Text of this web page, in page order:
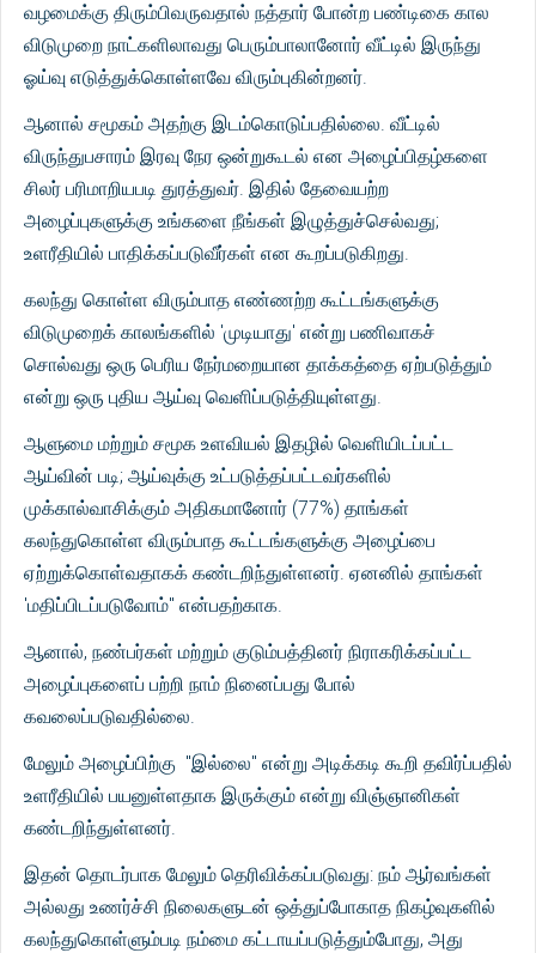
வழமைக்கு திரும்பிவருவதால் நத்தார் போன்ற பண்டிகை கால
விடுமுறை நாட்களிலாவது பெரும்பாலானோர் வீட்டில் இருந்து
ஓய்வு எடுத்துக்கொள்ளவே விரும்புகின்றனர்.
ஆனால் சமூகம் அதற்கு இடம்கொடுப்பதில்லை. வீட்டில்
விருந்துபசாரம் இரவு நேர ஒன்றுகூடல் என அழைப்பிதழ்களை
சிலர் பரிமாறியபடி துரத்துவர். இதில் தேவையற்ற
அழைப்புகளுக்கு உங்களை நீங்கள் இழுத்துச்செல்வது;
உளரீதியில் பாதிக்கப்படுவீர்கள் என கூறப்படுகிறது.
கலந்து கொள்ள விரும்பாத எண்ணற்ற கூட்டங்களுக்கு
விடுமுறைக் காலங்களில் 'முடியாது' என்று பணிவாகச்
சொல்வது ஒரு பெரிய நேர்மறையான தாக்கத்தை ஏற்படுத்தும்
என்று ஒரு புதிய ஆய்வு வெளிப்படுத்தியுள்ளது.
ஆளுமை மற்றும் சமூக உளவியல் இதழில் வெளியிடப்பட்ட
ஆய்வின் படி; ஆய்வுக்கு உட்படுத்தப்பட்டவர்களில்
முக்கால்வாசிக்கும் அதிகமானோர் (77%) தாங்கள்
கலந்துகொள்ள விரும்பாத கூட்டங்களுக்கு அழைப்பை
ஏற்றுக்கொள்வதாகக் கண்டறிந்துள்ளனர். ஏனனில் தாங்கள்
'மதிப்பிடப்படுவோம்" என்பதற்காக.
ஆனால், நண்பர்கள் மற்றும் குடும்பத்தினர் நிராகரிக்கப்பட்ட
அழைப்புகளைப் பற்றி நாம் நினைப்பது போல்
கவலைப்படுவதில்லை.
மேலும் அழைப்பிற்கு "இல்லை" என்று அடிக்கடி கூறி தவிர்ப்பதில்
உளரீதியில் பயனுள்ளதாக இருக்கும் என்று விஞ்ஞானிகள்
கண்டறிந்துள்ளனர்.
இதன் தொடர்பாக மேலும் தெரிவிக்கப்படுவது: நம் ஆர்வங்கள்
அல்லது உணர்ச்சி நிலைகளுடன் ஒத்துப்போகாத நிகழ்வுகளில்
கலந்துகொள்ளும்படி நம்மை கட்டாயப்படுத்தும்போது, அது